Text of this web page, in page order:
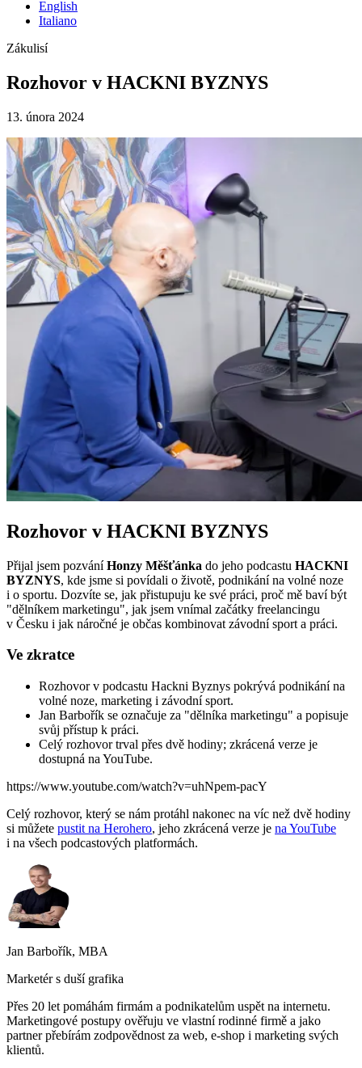
English
Italiano
Zákulisí
Rozhovor v HACKNI BYZNYS
13. února 2024
Rozhovor v HACKNI BYZNYS
Přijal jsem pozváníHonzy Měšťánka do jeho podcastu HACKNI
BYZNYS, kde jsme si povídali o životě, podnikání na volné noze
i o sportu. Dozvíte se, jak přistupuju ke své práci, proč mě baví být
"dělníkem marketingu", jak jsem vnímal začátky freelancingu
v Česku i jak náročné je občas kombinovat závodní sport a práci.
Ve zkratce
Rozhovor v podcastu Hackni Byznys pokrývá podnikání na
volné noze, marketing i závodní sport.
Jan Barbořík se označuje za "dělníka marketingu" a popisuje
svůj přístup k práci.
Celý rozhovor trval přes dvě hodiny; zkrácená verze je
dostupná na YouTube.
https://www.youtube.com/watch?v=uhNpem-pacY
Celý rozhovor, který se nám protáhl nakonec na víc než dvě hodiny
si můžete pustit na Herohero, jeho zkrácená verze je na YouTube
i na všech podcastových platformách.
Jan Barbořík, MBA
Marketér s duší grafika
Přes 20 let pomáhám firmám a podnikatelům uspět na internetu.
Marketingové postupy ověřuju ve vlastní rodinné firmě a jako
partner přebírám zodpovědnost za web, e-shop i marketing svých
klientů.